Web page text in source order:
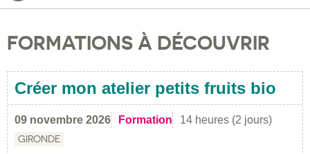
FORMATIONS À DÉCOUVRIR
Créer mon atelier petits fruits bio
09 novembre 2026 Formation 14 heures (2 jours)
GIRONDE